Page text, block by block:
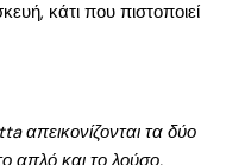
κάτι που πιστοποιεί
απεικονίζονται τα δύο